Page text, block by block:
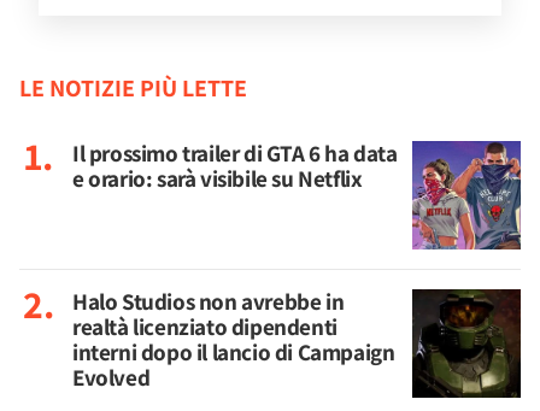
LE NOTIZIE PIÙ LETTE
Il prossimo trailer di GTA 6 ha data
e orario: sarà visibile su Netflix
Halo Studios non avrebbe in
realtà licenziato dipendenti
interni dopo il lancio di Campaign
Evolved